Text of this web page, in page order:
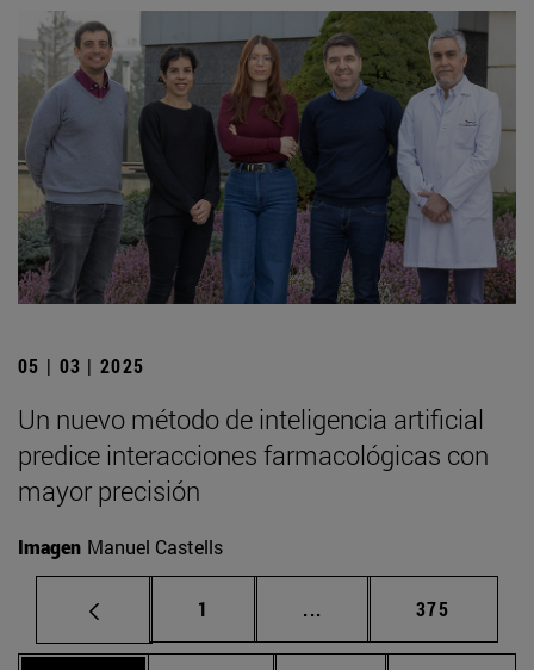
05 | 03 | 2025
Un nuevo método de inteligencia artificial
predice interacciones farmacológicas con
mayor precisión
Imagen Manuel Castells
Página
1 ... Páginas intermedias
Página
375